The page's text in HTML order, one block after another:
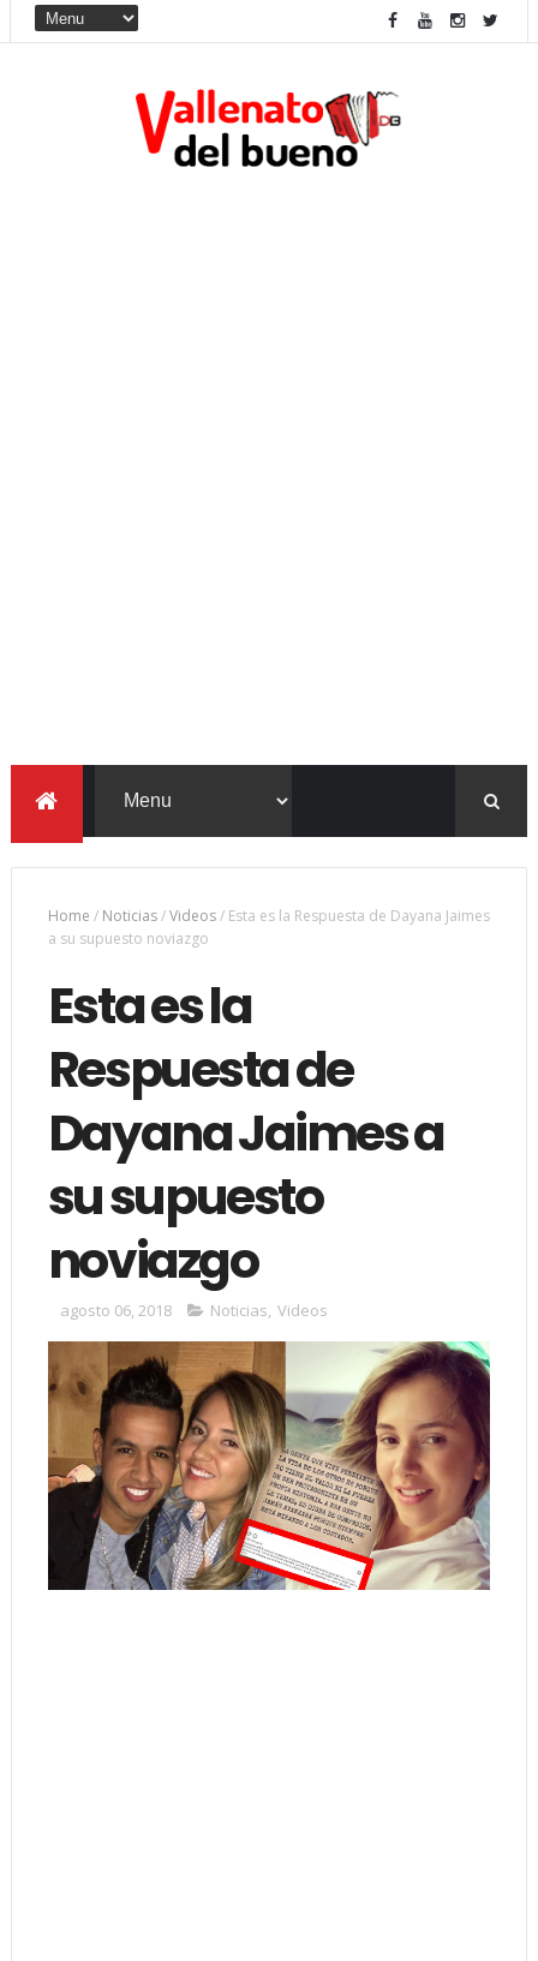
Home / Noticias/Videos/ Esta es la Respuesta de Dayana Jaimes
a su supuesto noviazgo
Esta es la
Respuesta de
Dayana Jaimes a
su supuesto
noviazgo
agosto 06, 2018 Noticias, Videos